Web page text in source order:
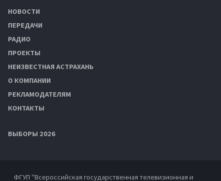
НОВОСТИ
ПЕРЕДАЧИ
РАДИО
ПРОЕКТЫ
НЕИЗВЕСТНАЯ АСТРАХАНЬ
О КОМПАНИИ
РЕКЛАМОДАТЕЛЯМ
КОНТАКТЫ
ВЫБОРЫ 2026
ФГУП "Всероссийская государственная телевизионная и